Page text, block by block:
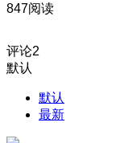
847阅读
评论2
默认
默认
最新